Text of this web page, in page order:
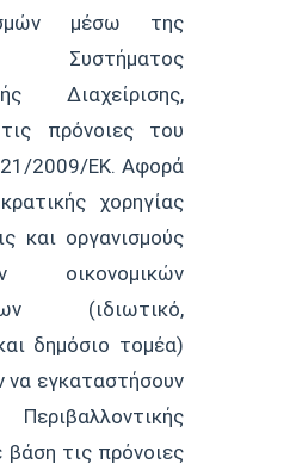
μέσω της
Συστήματος
Διαχείρισης,
πρόνοιες του
2009/ΕΚ. Aφορά
χορηγίας
και οργανισμούς
(ιδιωτικό,
δημόσιο τομέα)
να εγκαταστήσουν
βάση τις πρόνοιες